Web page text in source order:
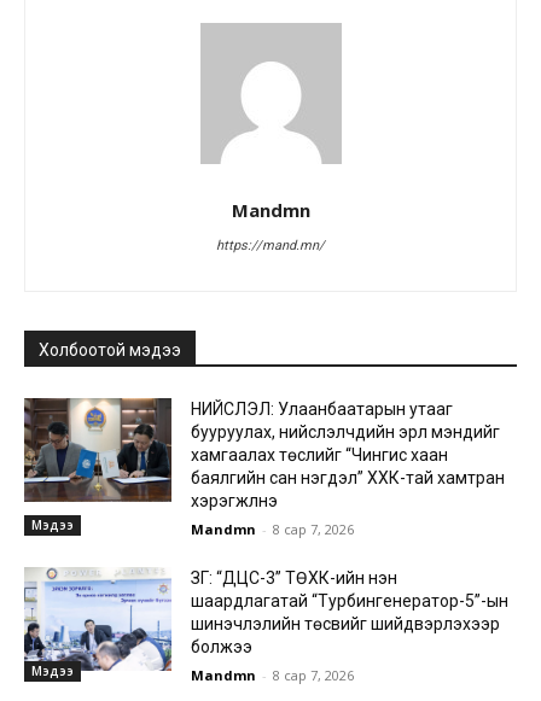
Mandmn
https://mand.mn/
Холбоотой мэдээ
Мэдээ
НИЙСЛЭЛ: Улаанбаатарын утааг
бууруулах, нийслэлчүүдийн эрүүл мэндийг
хамгаалах төслийг “Чингис хаан
баялгийн сан нэгдэл” ХХК-тай хамтран
хэрэгжүүлнэ
Mandmn - 8 сар 7, 2026
Мэдээ
ЗГ: “ДЦС-3” ТӨХК-ийн нэн
шаардлагатай “Турбингенератор-5”-ын
шинэчлэлийн төсвийг шийдвэрлэхээр
болжээ
Mandmn - 8 сар 7, 2026